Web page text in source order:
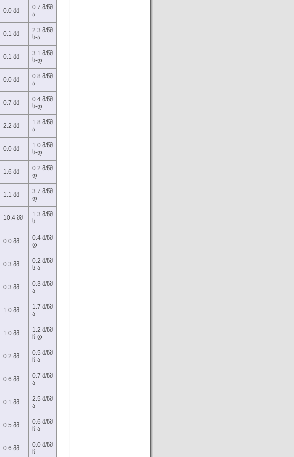
0.0 მმ
0.7 მ/წმ
ა
0.1 მმ
2.3 მ/წმ
ს-ა
0.1 მმ
3.1 მ/წმ
ს-დ
0.0 მმ
0.8 მ/წმ
ა
0.7 მმ
0.4 მ/წმ
ს-დ
2.2 მმ
1.8 მ/წმ
ა
0.0 მმ
1.0 მ/წმ
ს-დ
1.6 მმ
0.2 მ/წმ
დ
1.1 მმ
3.7 მ/წმ
დ
10.4 მმ
1.3 მ/წმ
ს
0.0 მმ
0.4 მ/წმ
დ
0.3 მმ
0.2 მ/წმ
ს-ა
0.3 მმ
0.3 მ/წმ
ა
1.0 მმ
1.7 მ/წმ
ა
1.0 მმ
1.2 მ/წმ
ჩ-დ
0.2 მმ
0.5 მ/წმ
ჩ-ა
0.6 მმ
0.7 მ/წმ
ა
0.1 მმ
2.5 მ/წმ
ა
0.5 მმ
0.6 მ/წმ
ჩ-ა
0.6 მმ
0.0 მ/წმ
ჩ